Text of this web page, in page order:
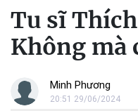
Tu sĩ
Không mà
Minh Phương
20:51 29/06/2024